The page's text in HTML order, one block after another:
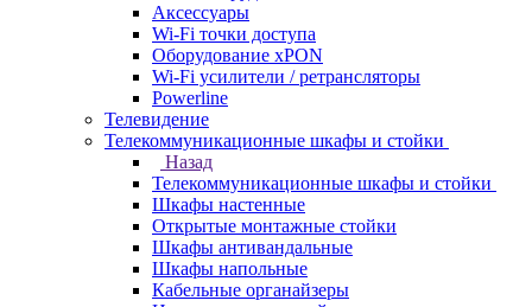
Аксессуары
Wi-Fi точки доступа
Оборудование хPON
Wi-Fi усилители / ретрансляторы
Powerline
Телевидение
Телекоммуникационные шкафы и стойки
Назад
Телекоммуникационные шкафы и стойки
Шкафы настенные
Открытые монтажные стойки
Шкафы антивандальные
Шкафы напольные
Кабельные органайзеры